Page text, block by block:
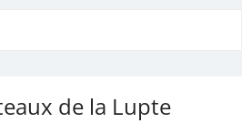
de la Lupte